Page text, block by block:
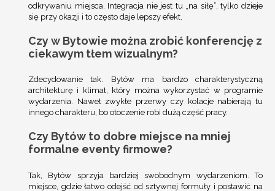
odkrywaniu miejsca. Integracja nie jest tu „na siłę”, tylko dzieje
się przy okazji i to często daje lepszy efekt.
Czy w Bytowie można zrobić konferencję z
ciekawym tłem wizualnym?
Zdecydowanie tak. Bytów ma bardzo charakterystyczną
architekturę i klimat, który można wykorzystać w programie
wydarzenia. Nawet zwykłe przerwy czy kolacje nabierają tu
innego charakteru, bo otoczenie robi dużą część pracy.
Czy Bytów to dobre miejsce na mniej
formalne eventy firmowe?
Tak, Bytów sprzyja bardziej swobodnym wydarzeniom. To
miejsce, gdzie łatwo odejść od sztywnej formuły i postawić na